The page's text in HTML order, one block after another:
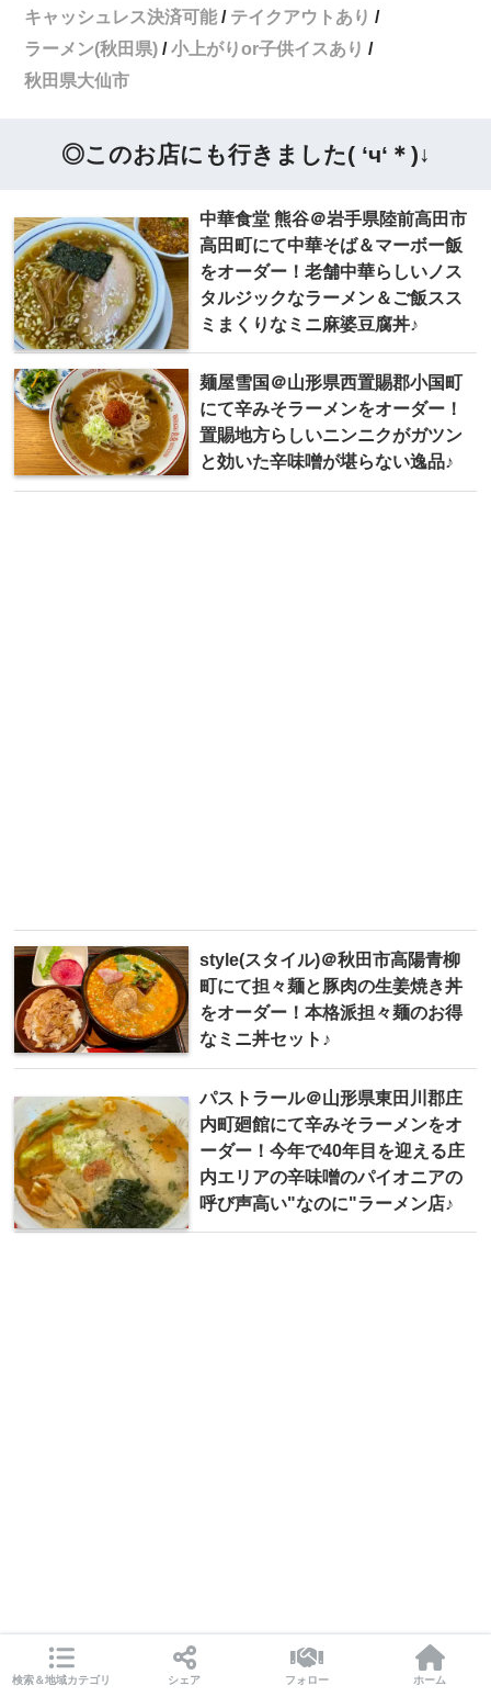
キャッシュレス決済可能
テイクアウトあり
ラーメン(秋田県)
小上がりor子供イスあり
秋田県大仙市
◎このお店にも行きました( ‘ч‘＊)↓
中華食堂 熊谷＠岩手県陸前高田市
高田町にて中華そば＆マーボー飯
をオーダー！老舗中華らしいノス
タルジックなラーメン＆ご飯スス
ミまくりなミニ麻婆豆腐丼♪
麺屋雪国＠山形県西置賜郡小国町
にて辛みそラーメンをオーダー！
置賜地方らしいニンニクがガツン
と効いた辛味噌が堪らない逸品♪
style(スタイル)＠秋田市高陽青柳
町にて担々麺と豚肉の生姜焼き丼
をオーダー！本格派担々麺のお得
なミニ丼セット♪
パストラール＠山形県東田川郡庄
内町廻館にて辛みそラーメンをオ
ーダー！今年で40年目を迎える庄
内エリアの辛味噌のパイオニアの
呼び声高い"なのに"ラーメン店♪
検索＆地域カテゴリ シェア フォロー ホーム